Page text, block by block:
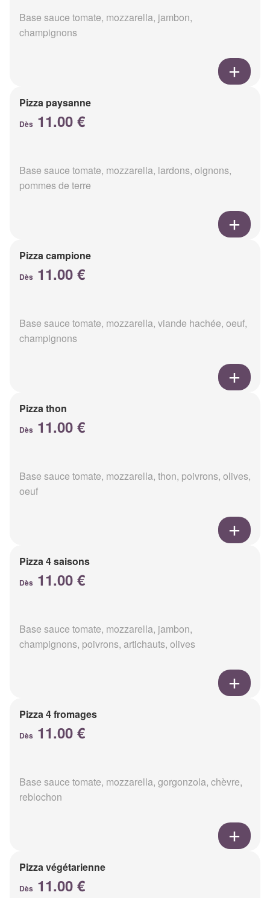
Base sauce tomate, mozzarella, jambon,
champignons
Pizza paysanne
Dès 11.00 €
Base sauce tomate, mozzarella, lardons, oignons,
pommes de terre
Pizza campione
Dès 11.00 €
Base sauce tomate, mozzarella, viande hachée, oeuf,
champignons
Pizza thon
Dès 11.00 €
Base sauce tomate, mozzarella, thon, poivrons, olives,
oeuf
Pizza 4 saisons
Dès 11.00 €
Base sauce tomate, mozzarella, jambon,
champignons, poivrons, artichauts, olives
Pizza 4 fromages
Dès 11.00 €
Base sauce tomate, mozzarella, gorgonzola, chèvre,
reblochon
Pizza végétarienne
Dès 11.00 €